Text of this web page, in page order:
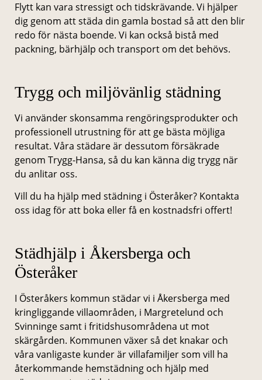
Flytt kan vara stressigt och tidskrävande. Vi hjälper
dig genom att städa din gamla bostad så att den blir
redo för nästa boende. Vi kan också bistå med
packning, bärhjälp och transport om det behövs.
Trygg och miljövänlig städning
Vi använder skonsamma rengöringsprodukter och
professionell utrustning för att ge bästa möjliga
resultat. Våra städare är dessutom försäkrade
genom Trygg-Hansa, så du kan känna dig trygg när
du anlitar oss.
Vill du ha hjälp med städning i Österåker? Kontakta
oss idag för att boka eller få en kostnadsfri offert!
Städhjälp i Åkersberga och
Österåker
I Österåkers kommun städar vi i Åkersberga med
kringliggande villaområden, i Margretelund och
Svinninge samt i fritidshusområdena ut mot
skärgården. Kommunen växer så det knakar och
våra vanligaste kunder är villafamiljer som vill ha
återkommande hemstädning och hjälp med